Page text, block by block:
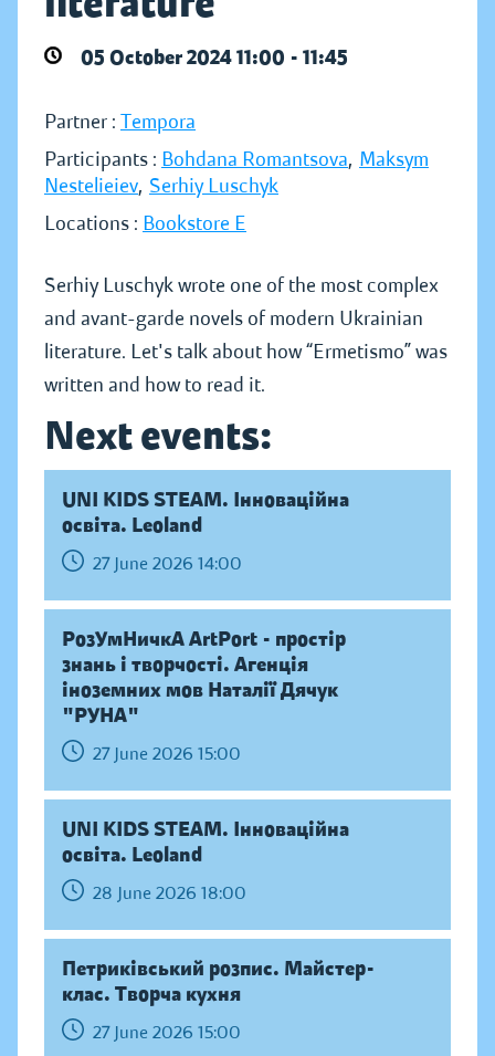
05 October 2024 11:00 - 11:45
Partner : Tempora
Participants : Bohdana Romantsova, Maksym
Nestelieiev, Serhiy Luschyk
Locations : Bookstore E
Serhiy Luschyk wrote one of the most complex
and avant-garde novels of modern Ukrainian
literature. Let's talk about how “Ermetismo” was
written and how to read it.
Next events:
UNI KIDS STEAM. Інноваційна
освіта. Leoland
27 June 2026 14:00
РозУмНичкА ArtPort - простір
знань і творчості. Агенція
іноземних мов Наталії Дячук
"РУНА"
27 June 2026 15:00
UNI KIDS STEAM. Інноваційна
освіта. Leoland
28 June 2026 18:00
Петриківський розпис. Майстер-
клас. Творча кухня
27 June 2026 15:00